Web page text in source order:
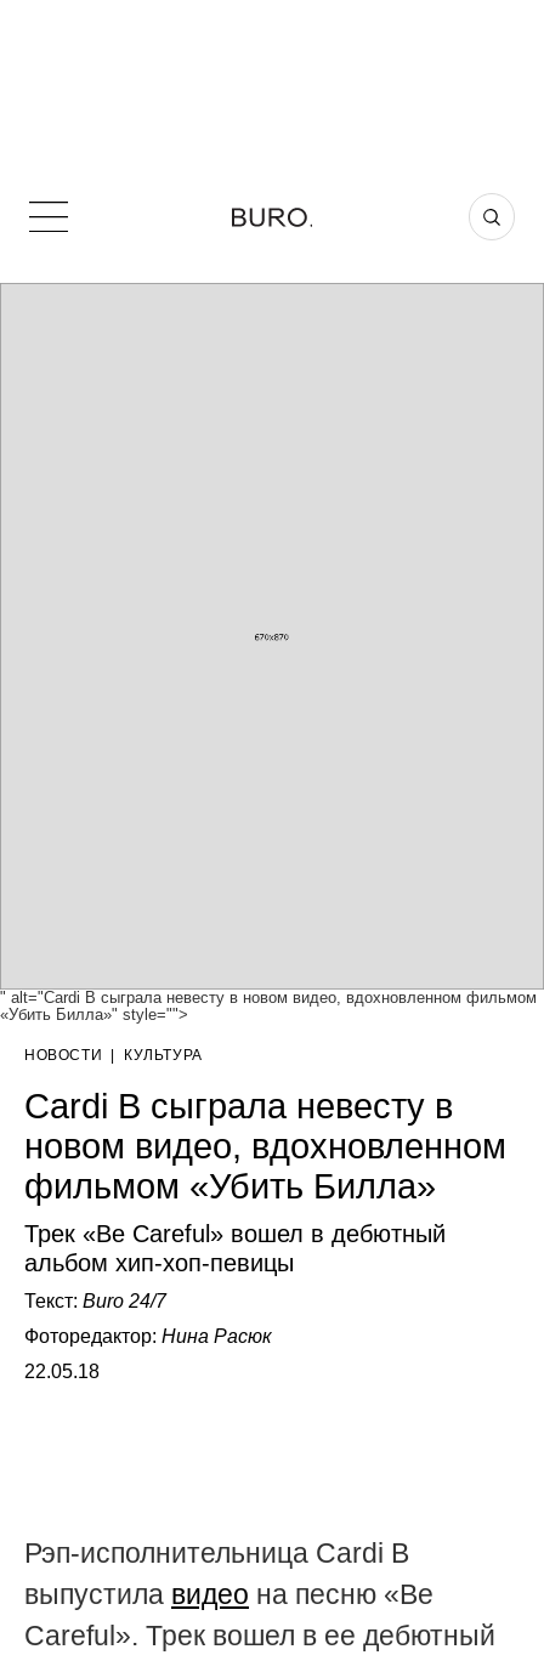
" alt="Cardi B сыграла невесту в новом видео, вдохновленном фильмом
«Убить Билла»" style="">
НОВОСТИ | КУЛЬТУРА
Cardi B сыграла невесту в
новом видео, вдохновленном
фильмом «Убить Билла»
Трек «Be Careful» вошел в дебютный
альбом хип-хоп-певицы
Текст: Buro 24/7
Фоторедактор: Нина Расюк
22.05.18
Рэп-исполнительница Cardi B
выпустила видео на песню «Be
Careful». Трек вошел в ее дебютный